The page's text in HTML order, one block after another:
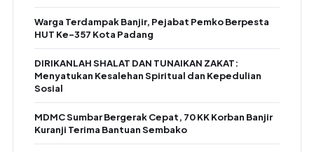
Warga Terdampak Banjir, Pejabat Pemko Berpesta
HUT Ke-357 Kota Padang
DIRIKANLAH SHALAT DAN TUNAIKAN ZAKAT:
Menyatukan Kesalehan Spiritual dan Kepedulian
Sosial
MDMC Sumbar Bergerak Cepat, 70 KK Korban Banjir
Kuranji Terima Bantuan Sembako